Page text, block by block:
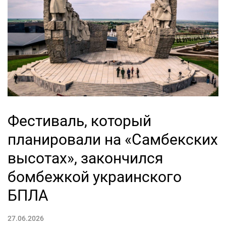
Фестиваль, который
планировали на «Самбекских
высотах», закончился
бомбежкой украинского
БПЛА
27.06.2026